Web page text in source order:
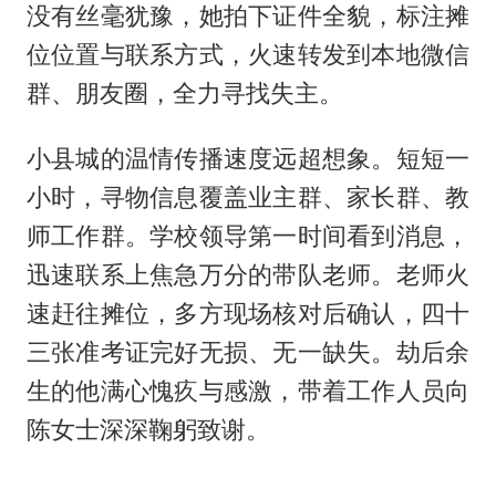
没有丝毫犹豫，她拍下证件全貌，标注摊
位位置与联系方式，火速转发到本地微信
群、朋友圈，全力寻找失主。
小县城的温情传播速度远超想象。短短一
小时，寻物信息覆盖业主群、家长群、教
师工作群。学校领导第一时间看到消息，
迅速联系上焦急万分的带队老师。老师火
速赶往摊位，多方现场核对后确认，四十
三张准考证完好无损、无一缺失。劫后余
生的他满心愧疚与感激，带着工作人员向
陈女士深深鞠躬致谢。